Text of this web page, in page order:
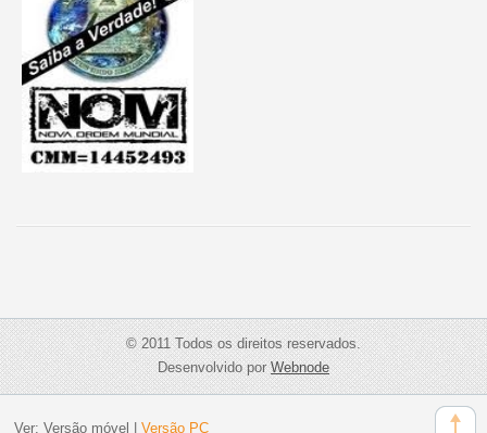
© 2011 Todos os direitos reservados.
Desenvolvido porWebnode
Ver: Versão móvel Versão PC